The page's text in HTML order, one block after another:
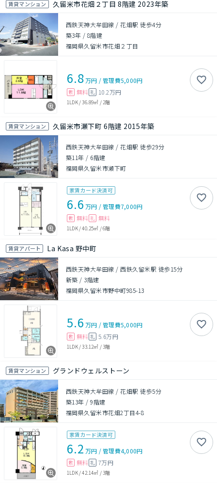
賃貸マンション 久留米市花畑２丁目 8階建 2023年築
西鉄天神大牟田線 / 花畑駅 徒歩4分
築3年 / 8階建
福岡県久留米市花畑２丁目
6.8万円 /管理費5,000円
敷 無料 礼 10.2万円
1LDK/36.89㎡ / 2階
賃貸マンション 久留米市瀬下町 6階建 2015年築
西鉄天神大牟田線 / 花畑駅 徒歩29分
築11年 / 6階建
福岡県久留米市瀬下町
家賃カード決済可
6.6 万円 /管理費7,000円
敷 無料 礼 無料
1LDK/40.25㎡ /6階
賃貸アパート La Kasa 野中町
西鉄天神大牟田線 / 西鉄久留米駅 徒歩15分
新築 / 3階建
福岡県久留米市野中町985-13
5.6 万円 /管理費5,000円
敷 無料 礼 5.6万円
1LDK/33.12㎡ /3階
賃貸マンション グランドウェルストーン
西鉄天神大牟田線 / 花畑駅 徒歩5分
築13年 /9階建
福岡県久留米市花畑2丁目4-8
家賃カード決済可
6.2 万円 /管理費4,000円
敷 無料 礼 7万円
1LDK/42.14㎡ /3階